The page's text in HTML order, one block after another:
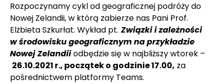
Rozpoczynamy cykl od geograficznej podróży do
Nowej Zelandii, w którą zabierze nas Pani Prof.
Elżbieta Szkurłat. Wykład pt. Związki i zależności
w środowisku geograficznym na przykładzie
Nowej Zelandiiodbędzie się w najbliższy wtorek –
26.10.2021 r., początek o godzinie 17.00, za
pośrednictwem platformy Teams.